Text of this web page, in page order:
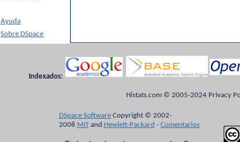
Ayuda
Sobre DSpace
Indexados:
Histats.com © 2005-2024 Privacy
DSpace SoftwareCopyright © 2002-
2008 MITand Hewlett-Packard - Comentarios